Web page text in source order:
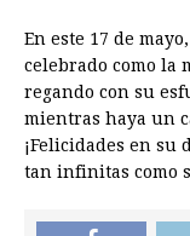
En este 17 de
celebrado como la
regando con su
mientras haya un
¡Felicidades en su
tan infinitas como